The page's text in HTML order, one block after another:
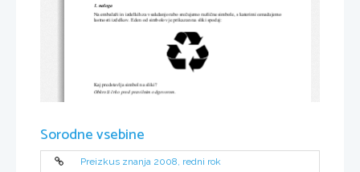
1. naloga
Na embalaži in izdelkih za vsakdanjo rabo srečujemo različne simbole, s katerimi označujemo
lastnosti izdelkov. Eden od simbolov je prikazan na sliki spodaj:
Kaj predstavlja simbol na sliki?
Obkroži črko pred pravilnim odgovorom.
iz recikliranega materiala.
v zaboj za smeti.
Sorodne vsebine
Preizkus znanja 2008, redni rok